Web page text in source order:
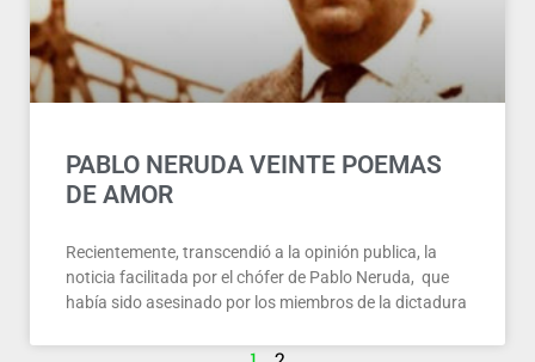
PABLO NERUDA VEINTE POEMAS
DE AMOR
Recientemente, transcendió a la opinión publica, la
noticia facilitada por el chófer de Pablo Neruda, que
había sido asesinado por los miembros de la dictadura